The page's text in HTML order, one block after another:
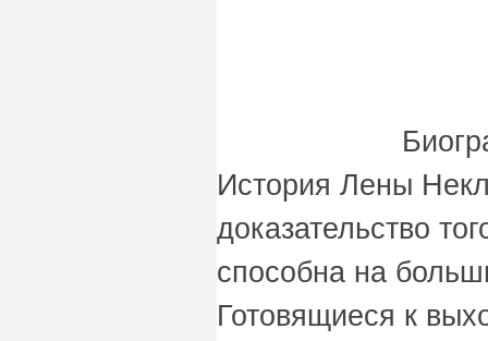
История Лены
доказательство
способна на
Готовящиеся к